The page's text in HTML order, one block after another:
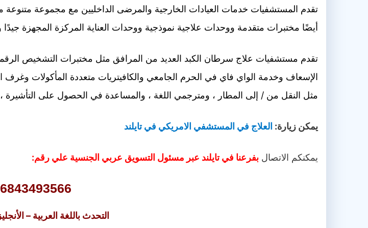
تقدم المستشفيات خدمات العيادات الخارجية والمرضى الداخليين مع مجموعة
أيضًا مختبرات متقدمة ووحدات علاجية نموذجية ووحدات العناية المركزة المجهزة جيدًا
تقدم مستشفيات علاج سرطان الكبد العديد من المرافق مثل مختبرات التشخيص
الإسعاف وخدمة الواي فاي في الحرم الجامعي والكافيتريات متعددة المأكولات
مثل النقل من / إلى المطار ، ومترجمي اللغة ، والمساعدة في الحصول على التأشيرة ،
يمكن زيارة: العلاج في المستشفي الامريكي في تايلند
يمكنكم الاتصال بفرعنا في تايلند عبر مسئول التسويق عربي الجنسية علي رقم:
التحدث باللغة العربية –